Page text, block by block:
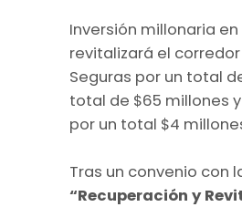
Inversión millonaria en
revitalizará el
Seguras por un total
total de $65 millones
por un total $4
Tras un convenio con
“Recuperación y